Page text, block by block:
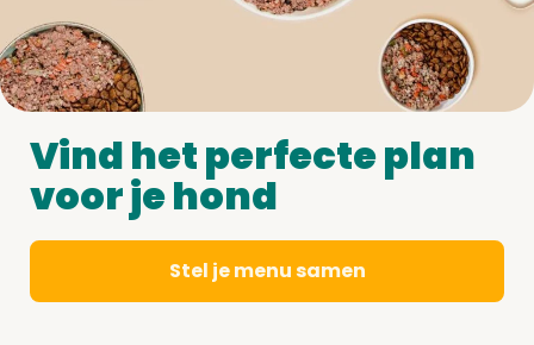
Vind het perfecte plan
voor je hond
Stel je menu samen